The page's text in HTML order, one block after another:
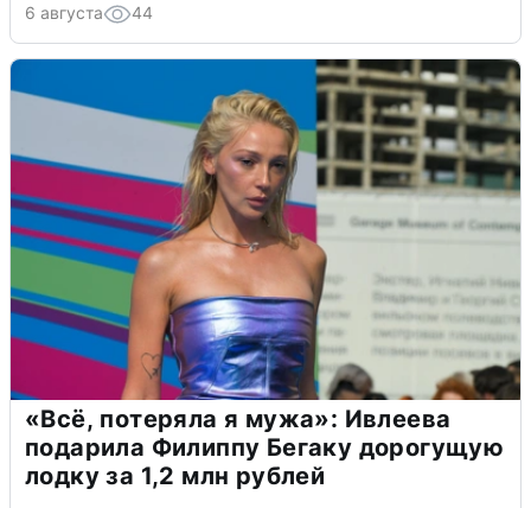
6 августа 44
«Всё, потеряла я мужа»: Ивлеева
подарила Филиппу Бегаку дорогущую
лодку за 1,2 млн рублей